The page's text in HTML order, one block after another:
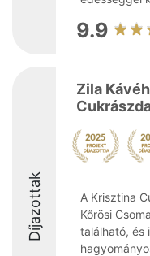
9.9
Díjazottak
Zila
A Krisztina
Kőrösi
található, és